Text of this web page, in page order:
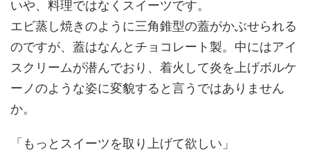
いや、料理ではなくスイーツです。
エビ蒸し焼きのように三角錐型の蓋がかぶせられる
のですが、蓋はなんとチョコレート製。中にはアイ
スクリームが潜んでおり、着火して炎を上げボルケ
ーノのような姿に変貌すると言うではありません
か。
「もっとスイーツを取り上げて欲しい」